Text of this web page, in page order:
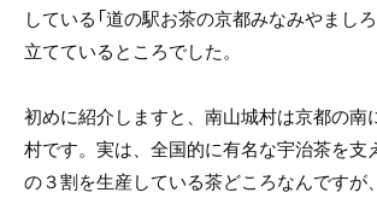
している「道の駅お茶の京都みなみやまし
立てているところでした。
初めに紹介しますと、南山城村は京都の南
村です。実は、全国的に有名な宇治茶を支
の３割を生産している茶どころなんですが